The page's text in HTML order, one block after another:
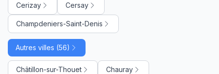
Cerizay Cersay
Champdeniers-Saint-Denis
Autres villes (56)
Châtillon-sur-Thouet Chauray